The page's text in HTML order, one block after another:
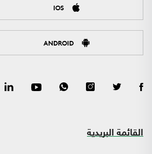
IOS
ANDROID
القائمة البريدية